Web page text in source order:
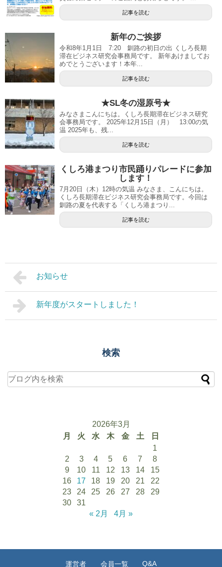
記事を読む
新年のご挨拶
令和8年1月1日 7:20 釧路の初日の出 くしろ長期
滞在ビジネス研究会事務局です。 新年あけましてお
めでとうございます！本年...
記事を読む
★SL冬の湿原号★
みなさまこんにちは。くしろ長期滞在ビジネス研究
会事務局です。 2025年12月15日（月） 13:00の気
温 2025年も、残...
記事を読む
くしろ港まつり市民踊りパレードに参加
します！
7月20日（木）12時の気温 みなさま、こんにちは。
くしろ長期滞在ビジネス研究会事務局です。今回は
釧路の夏を代表する「くしろ港まつり...
記事を読む
お知らせ
新年度がスタートしました！
検索
2026年3月
月
火 水 木 金 土
日
1
2
3 4 5 6 7
8
9
10 11 12 13 14
15
16
17 18 19 20 21
22
23
24 25 26 27 28
29
30
31
« 2月
4月 »
運営者 会員一覧 Q&A